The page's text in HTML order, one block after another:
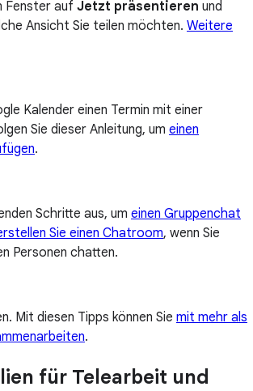
Fenster auf Jetzt präsentieren und
Ansicht Sie teilen möchten. Weitere
Kalender einen Termin mit einer
Sie dieser Anleitung, um einen
.
Schritte aus, um einen Gruppenchat
Sie einen Chatroom, wenn Sie
Personen chatten.
Mit diesen Tipps können Sie mit mehr als
.
für Telearbeit und